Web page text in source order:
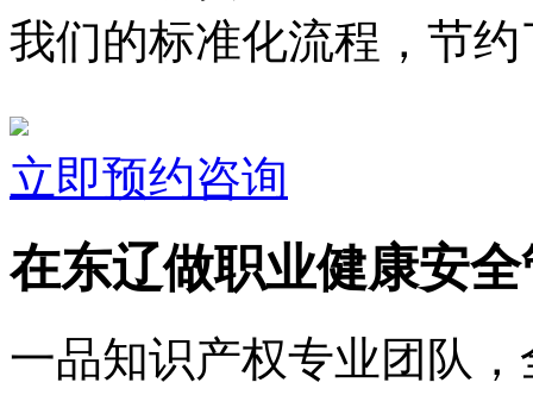
我们的标准化流程，节
立即预约咨询
在东辽做职业健康安
一品知识产权专业团队